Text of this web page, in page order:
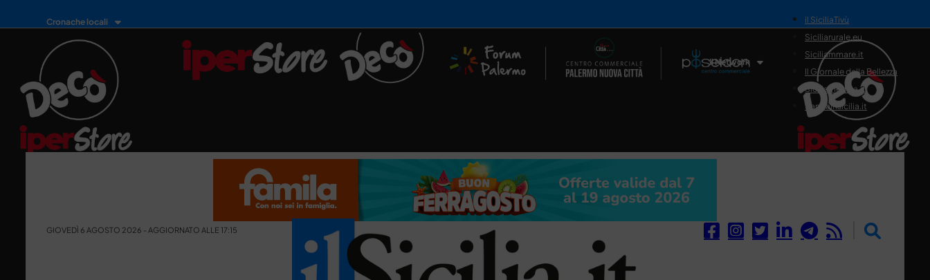
Cronache locali
Il Network
il SiciliaTivù
Siciliarurale.eu
Siciliammare.it
Il Giornale della Bellezza
Siciliamedica.it
Sanitainsicilia.it
GIOVEDÌ 6 AGOSTO 2026 - AGGIORNATO ALLE 17:15